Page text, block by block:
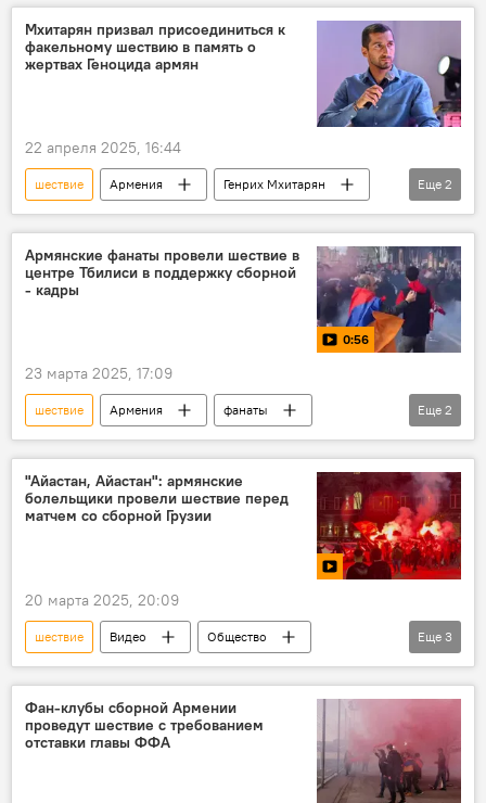
Мхитарян призвал присоединиться к
факельному шествию в память о
жертвах Геноцида армян
22 апреля 2025, 16:44
шествие Армения
Генрих Мхитарян
Общество
Новости Армения
Еще 2
Армянские фанаты провели шествие в
центре Тбилиси в поддержку сборной
- кадры
0:56
23 марта 2025, 17:09
шествие Армения
фанаты
футбол
Видео
Еще 2
"Айастан, Айастан": армянские
болельщики провели шествие перед
матчем со сборной Грузии
20 марта 2025, 20:09
шествие Видео
Общество
Спорт
болельщик
матч
Грузия
Еще 3
Фан-клубы сборной Армении
проведут шествие с требованием
отставки главы ФФА